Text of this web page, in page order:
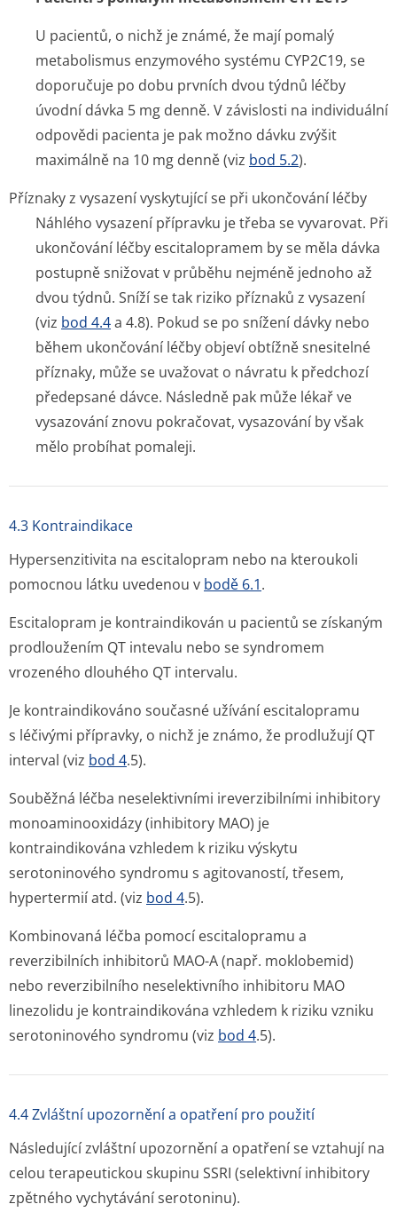
U pacientů, o nichž je známé, že mají pomalý
metabolismus enzymového systému CYP2C19, se
doporučuje po dobu prvních dvou týdnů léčby
úvodní dávka 5 mg denně. V závislosti na individuální
odpovědi pacienta je pak možno dávku zvýšit
maximálně na 10 mg denně (viz bod 5.2).
Příznaky z vysazení vyskytující se při ukončování léčby
Náhlého vysazení přípravku je třeba se vyvarovat. Při
ukončování léčby escitalopramem by se měla dávka
postupně snižovat v průběhu nejméně jednoho až
dvou týdnů. Sníží se tak riziko příznaků z vysazení
(viz bod 4.4a 4.8). Pokud se po snížení dávky nebo
během ukončování léčby objeví obtížně snesitelné
příznaky, může se uvažovat o návratu k předchozí
předepsané dávce. Následně pak může lékař ve
vysazování znovu pokračovat, vysazování by však
mělo probíhat pomaleji.
4.3 Kontraindikace
Hypersenzitivita na escitalopram nebo na kteroukoli
pomocnou látku uvedenou v bodě 6.1.
Escitalopram je kontraindikován u pacientů se získaným
prodloužením QT intevalu nebo se syndromem
vrozeného dlouhého QT intervalu.
Je kontraindikováno současné užívání escitalopramu
s léčivými přípravky, o nichž je známo, že prodlužují QT
interval (viz bod 4.5).
Souběžná léčba neselektivními ireverzibilními inhibitory
monoaminooxidázy (inhibitory MAO) je
kontraindikována vzhledem k riziku výskytu
serotoninového syndromu s agitovaností, třesem,
hypertermií atd. (viz bod 4.5).
Kombinovaná léčba pomocí escitalopramu a
reverzibilních inhibitorů MAO-A (např. moklobemid)
nebo reverzibilního neselektivního inhibitoru MAO
linezolidu je kontraindikována vzhledem k riziku vzniku
serotoninového syndromu (viz bod 4.5).
4.4 Zvláštní upozornění a opatření pro použití
Následující zvláštní upozornění a opatření se vztahují na
celou terapeutickou skupinu SSRI (selektivní inhibitory
zpětného vychytávání serotoninu).